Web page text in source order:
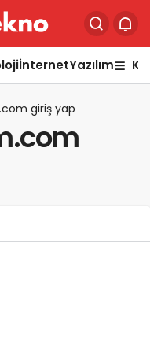
İnternetYazılım
giriş yap